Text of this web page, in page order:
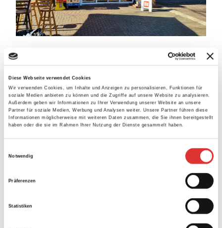
Diese Webseite verwendet Cookies
Wir verwenden Cookies, um Inhalte und Anzeigen zu personalisieren, Funktionen für
soziale Medien anbieten zu können und die Zugriffe auf unsere Website zu analysieren.
Außerdem geben wir Informationen zu Ihrer Verwendung unserer Website an unsere
Partner für soziale Medien, Werbung und Analysen weiter. Unsere Partner führen diese
Informationen möglicherweise mit weiteren Daten zusammen, die Sie ihnen bereitgestellt
haben oder die sie im Rahmen Ihrer Nutzung der Dienste gesammelt haben.
Notwendig
Präferenzen
Statistiken
PLEASE SHARE THIS